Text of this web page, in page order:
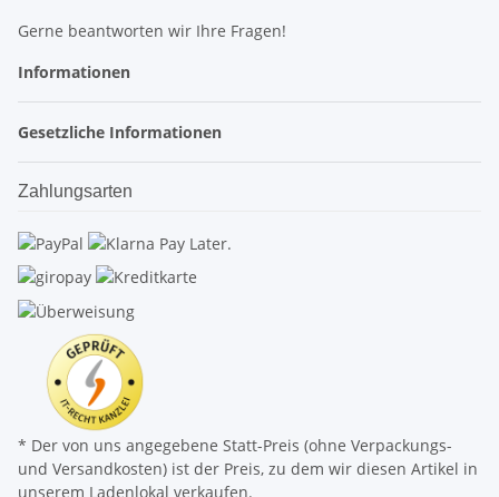
Gerne beantworten wir Ihre Fragen!
Informationen
Gesetzliche Informationen
Zahlungsarten
* Der von uns angegebene Statt-Preis (ohne Verpackungs-
und Versandkosten) ist der Preis, zu dem wir diesen Artikel in
unserem Ladenlokal verkaufen.